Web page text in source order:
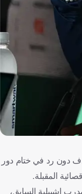
دون رد في ختام دور
إشبيلية السابق،